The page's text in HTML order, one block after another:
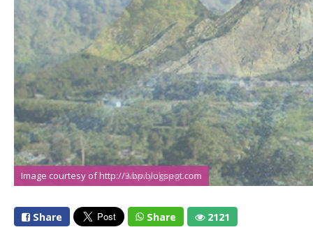
Image courtesy of http://www.yukpegi.com
Image courtesy of http://3.bp.blogspot.com
Share Share 2121